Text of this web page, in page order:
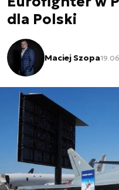
dla Polski
Maciej Szopa